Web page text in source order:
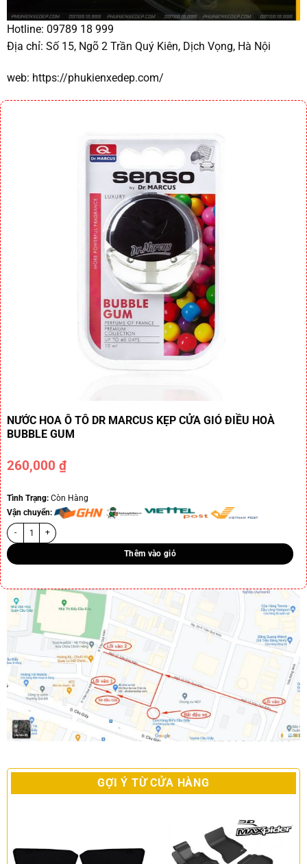
Hotline: 09789 18 999
Địa chỉ: Số 15, Ngõ 2 Trần Quý Kiên, Dịch Vọng, Hà Nội
web: https://phukienxedep.com/
NƯỚC HOA Ô TÔ DR MARCUS KẸP CỬA GIÓ ĐIỀU HOÀ
BUBBLE GUM
260,000₫
Tình Trạng:Còn Hàng
Vận chuyển:
Thêm vào giỏ
GỢI Ý TỪ CỬA HÀNG